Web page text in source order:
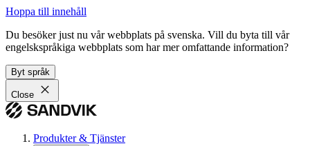
Hoppa till innehåll
Du besöker just nu vår webbplats på svenska. Vill du byta till vår
engelskspråkiga webbplats som har mer omfattande information?
Byt språk
Close
Produkter & Tjänster